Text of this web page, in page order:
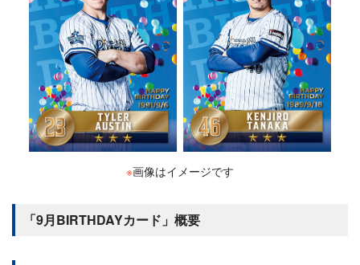
※画像はイメージです
「9月BIRTHDAYカード」概要